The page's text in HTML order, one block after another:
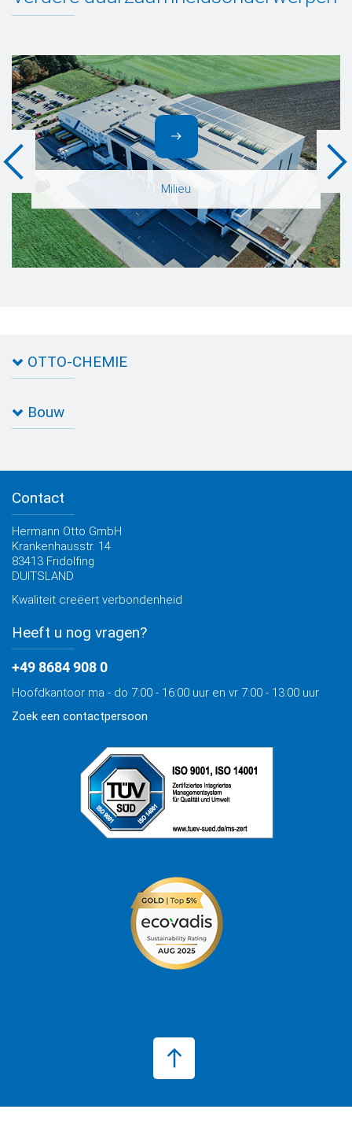
Milieu
OTTO-CHEMIE
Routebeschrijving
Bouw
Zoekhulp Toepassing
Advies, Catalogus, Brochures
OTTO Bouw Nieuwsbrief
Contact
Hermann Otto GmbH
Krankenhausstr. 14
83413 Fridolfing
DUITSLAND
Kwaliteit creëert verbondenheid
Heeft u nog vragen?
+49 8684 908 0
Hoofdkantoor ma - do 7:00 - 16:00 uur en vr 7:00 - 13:00 uur
Zoek een contactpersoon